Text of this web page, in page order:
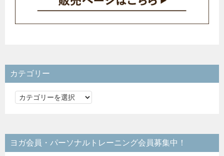
カテゴリー
カ
リ
ー
ヨガ会員・パーソナルトレーニング会員募集中！